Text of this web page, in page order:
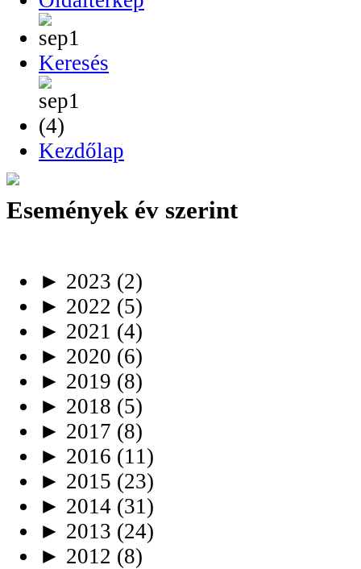
Keresés
Kezdőlap
Események év szerint
► 2023 (2)
► 2022 (5)
► 2021 (4)
► 2020 (6)
► 2019 (8)
► 2018 (5)
► 2017 (8)
► 2016 (11)
► 2015 (23)
► 2014 (31)
► 2013 (24)
► 2012 (8)